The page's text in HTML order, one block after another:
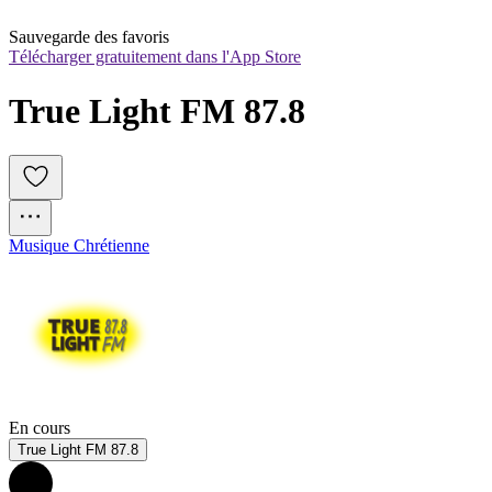
Sauvegarde des favoris
Télécharger gratuitement dans l'App Store
True Light FM 87.8
Musique Chrétienne
En cours
True Light FM 87.8